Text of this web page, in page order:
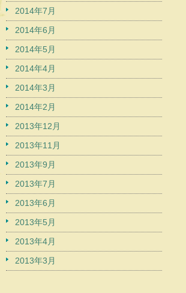
2014年7月
2014年6月
2014年5月
2014年4月
2014年3月
2014年2月
2013年12月
2013年11月
2013年9月
2013年7月
2013年6月
2013年5月
2013年4月
2013年3月